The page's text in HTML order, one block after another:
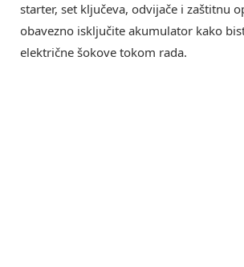
starter, set ključeva, odvijače i zaštitnu
obavezno isključite akumulator kako
električne šokove tokom rada.